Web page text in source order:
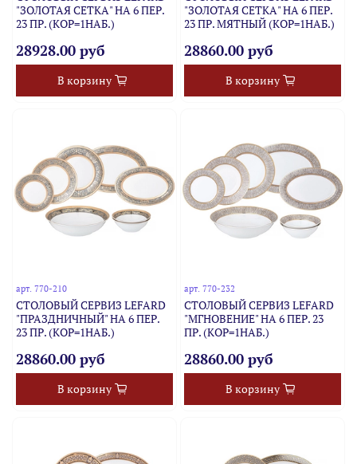
"ЗОЛОТАЯ СЕТКА" НА 6 ПЕР.
23 ПР. (КОР=1НАБ.)
28928.00 руб
В корзину
"ЗОЛОТАЯ СЕТКА" НА 6 ПЕР.
23 ПР. МЯТНЫЙ (КОР=1НАБ.)
28860.00 руб
В корзину
арт.770-210
СТОЛОВЫЙ СЕРВИЗ LEFARD
"ПРАЗДНИЧНЫЙ" НА 6 ПЕР.
23 ПР. (КОР=1НАБ.)
28860.00 руб
В корзину
арт. 770-232
СТОЛОВЫЙ СЕРВИЗ LEFARD
"МГНОВЕНИЕ" НА 6 ПЕР. 23
ПР. (КОР=1НАБ.)
28860.00 руб
В корзину